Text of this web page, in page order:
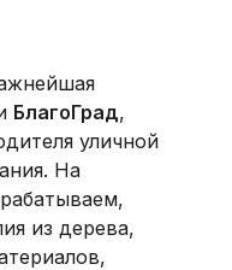
БлагоГрад,
уличной
На
из дерева,